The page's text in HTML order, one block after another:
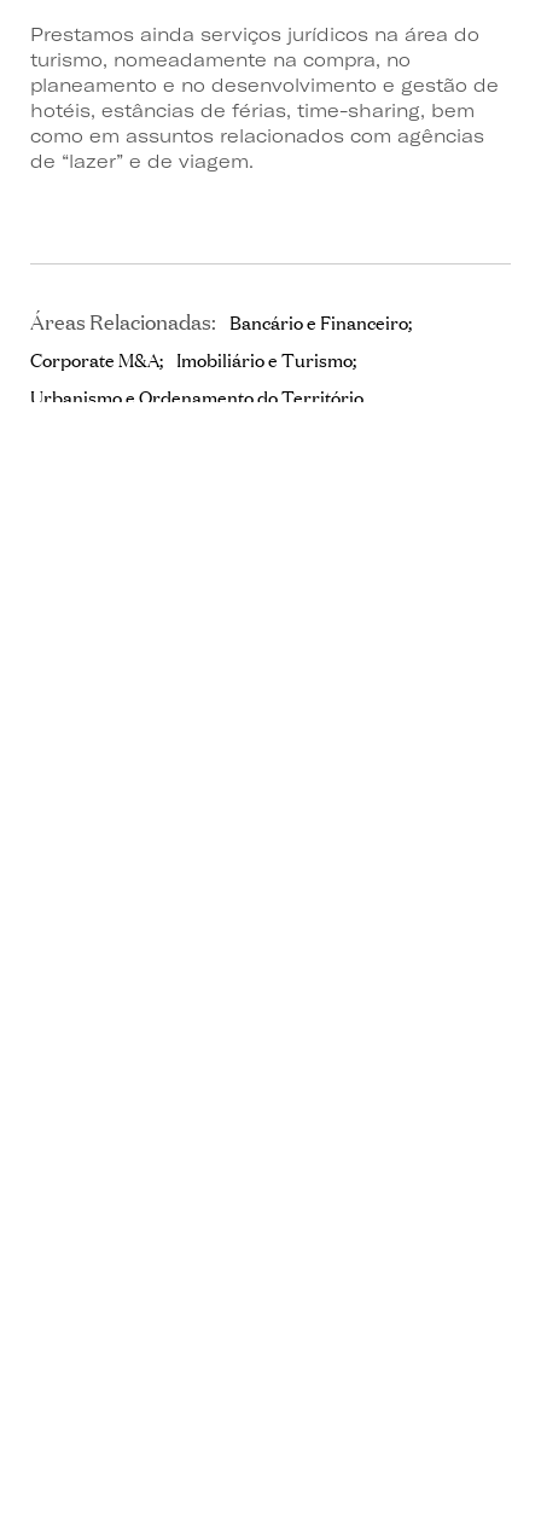
Prestamos ainda serviços jurídicos na área do
turismo, nomeadamente na compra, no
planeamento e no desenvolvimento e gestão de
hotéis, estâncias de férias, time-sharing, bem
como em assuntos relacionados com agências
de “lazer” e de viagem.
Áreas Relacionadas: Bancário e Financeiro
Corporate M&A
Imobiliário e Turismo
Urbanismo e Ordenamento do Território